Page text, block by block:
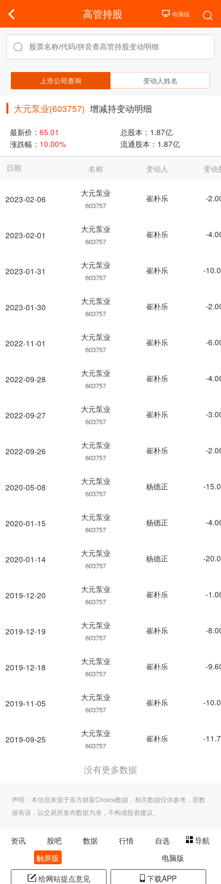
高管持股
上市公司查询 变动人姓名
大元泵业(603757) 增减持变动明细
最新价： 65.01 总股本： 1.87亿
涨跌幅： 10.00% 流通股本： 1.87亿
日期
2023-02-06
2023-02-01
2023-01-31
2023-01-30
2022-11-01
2022-09-28
2022-09-27
2022-09-26
2020-05-08
2020-01-15
2020-01-14
2019-12-20
2019-12-19
2019-12-18
2019-11-05
2019-09-25
名称 变动人 变动
大元泵业
603757
崔朴乐 -
大元泵业
603757
崔朴乐 -
大元泵业
603757
崔朴乐 -
大元泵业
603757
崔朴乐 -
大元泵业
603757
崔朴乐 -
大元泵业
603757
崔朴乐 -
大元泵业
603757
崔朴乐 -
大元泵业
603757
崔朴乐 -
大元泵业
603757
杨德正 -
大元泵业
603757
杨德正 -
大元泵业
603757
杨德正 -
大元泵业
603757
崔朴乐 -
大元泵业
603757
崔朴乐 -
大元泵业
603757
崔朴乐 -
大元泵业
603757
崔朴乐 -
大元泵业
603757
崔朴乐 -
没有更多数据
声明：本信息来源于东方财富Choice数据，相关数据仅供参考，若数
据有误，以交易所发布数据为准，不构成投资建议。
资讯 股吧 数据 行情 自选
导航
触屏版
电脑版
给网站提点意见
下载APP